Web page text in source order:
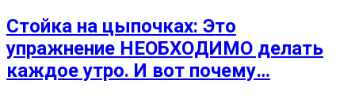
Стойка на цыпочках: Это
упражнение НЕОБХОДИМО делать
каждое утро. И вот почему…